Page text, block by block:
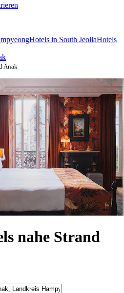
Hotels in South JeollaHotels
Anak
nahe Strand